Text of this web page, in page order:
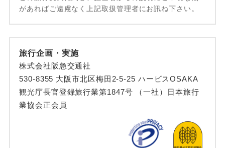
があればご遠慮なく上記取扱管理者にお訊ね下さい。
旅行企画・実施
株式会社阪急交通社
530-8355 大阪市北区梅田2-5-25 ハービスOSAKA
観光庁長官登録旅行業第1847号 （一社）日本旅行
業協会正会員